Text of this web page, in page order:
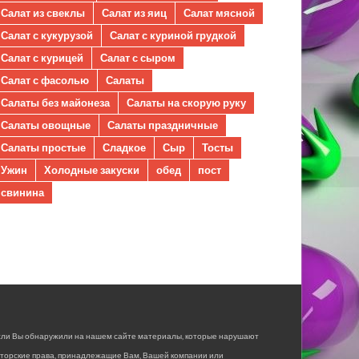
Салат из свеклы Салат из яиц
Салат мясной
Салат с кукурузой
Салат с куриной грудкой
Салат с курицей
Салат с сыром
Салат с фасолью
Салаты
Салаты без майонеза
Салаты на скорую руку
Салаты овощные
Салаты праздничные
Салаты простые
Сладкое Сыр
Тосты
Ужин
Холодные закуски обед
пост
свинина
Вы обнаружили на нашем сайте материалы, которые нарушают
права, принадлежащие Вам, Вашей компании или